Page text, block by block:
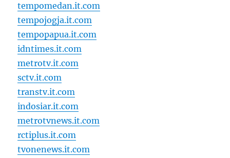
tempomedan.it.com
tempojogja.it.com
tempopapua.it.com
idntimes.it.com
metrotv.it.com
sctv.it.com
transtv.it.com
indosiar.it.com
metrotvnews.it.com
rctiplus.it.com
tvonenews.it.com